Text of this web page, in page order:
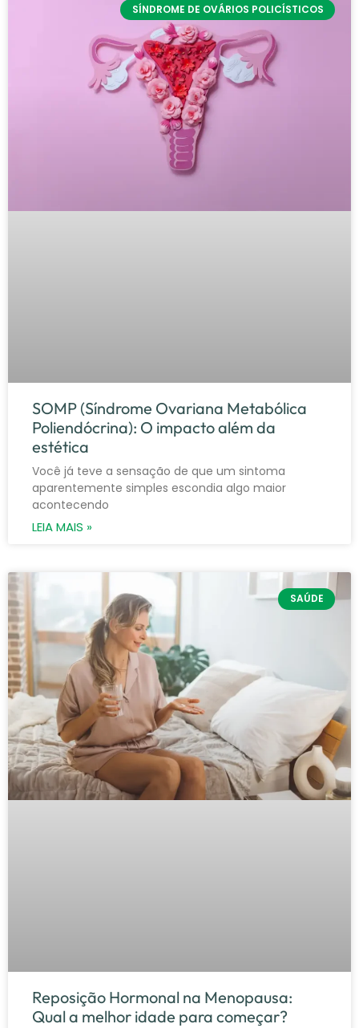
SÍNDROME DE OVÁRIOS POLICÍSTICOS
SOMP (Síndrome Ovariana Metabólica
Poliendócrina): O impacto além da
estética
Você já teve a sensação de que um sintoma
aparentemente simples escondia algo maior
acontecendo
LEIA MAIS »
SAÚDE
Reposição Hormonal na Menopausa:
Qual a melhor idade para começar?